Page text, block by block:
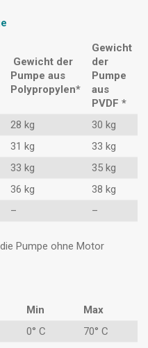
Gewicht der
Pumpe aus
Polypropylen*
Gewicht
der
Pumpe
aus
PVDF *
28 kg
30 kg
31 kg
33 kg
33 kg
35 kg
36 kg
38 kg
– –
Pumpe ohne Motor
Min
Max
0° C
70° C